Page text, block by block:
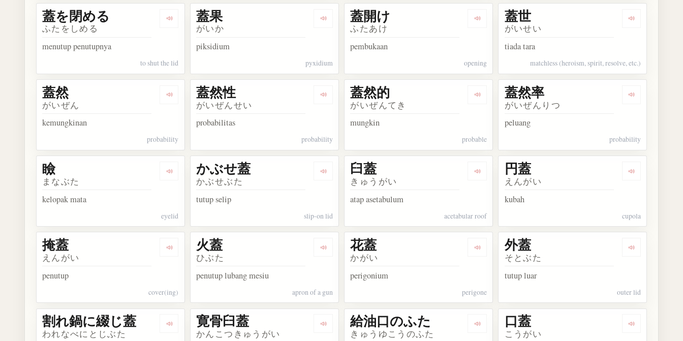
Dengarkan kosakata 蓋を閉める
蓋を閉める
ふたをしめる
menutup penutupnya
to shut the lid
Dengarkan kosakata 蓋果
蓋果
がいか
piksidium
pyxidium
Dengarkan kosakata 蓋開け
蓋開け
ふたあけ
pembukaan
opening
Dengarkan
蓋世
がいせい
tiada tara
matchless (heroism, spirit, resolve, etc.)
Dengarkan kosakata 蓋然
蓋然
がいぜん
kemungkinan
probability
Dengarkan kosakata 蓋然性
蓋然性
がいぜんせい
probabilitas
probability
Dengarkan kosakata 蓋然的
蓋然的
がいぜんてき
mungkin
probable
Dengarkan
蓋然率
がいぜんりつ
peluang
probability
Dengarkan kosakata 瞼
瞼
まなぶた
kelopak mata
eyelid
Dengarkan kosakata かぶせ蓋
かぶせ蓋
かぶせぶた
tutup selip
slip-on lid
Dengarkan kosakata 臼蓋
臼蓋
きゅうがい
atap asetabulum
acetabular roof
Dengarkan
円蓋
えんがい
kubah
cupola
Dengarkan kosakata 掩蓋
掩蓋
えんがい
penutup
cover(ing)
Dengarkan kosakata 火蓋
火蓋
ひぶた
penutup lubang mesiu
apron of a gun
Dengarkan kosakata 花蓋
花蓋
かがい
perigonium
perigone
Dengarkan
外蓋
そとぶた
tutup luar
outer lid
Dengarkan kosakata 割れ鍋に綴じ蓋
割れ鍋に綴じ蓋
われなべにとじぶた Dengarkan kosakata 寛骨臼蓋
寛骨臼蓋
かんこつきゅうがい Dengarkan kosakata 給油口のふた
給油口のふた
きゅうゆこうのふた Dengarkan
口蓋
こうがい